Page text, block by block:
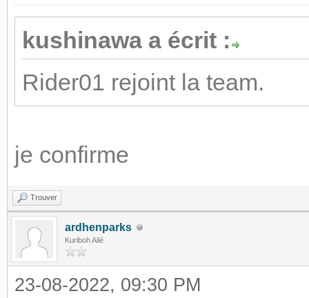
kushinawa a écrit :
Rider01 rejoint la team.
je confirme
Trouver
ardhenparks
Kuriboh Ailé
23-08-2022, 09:30 PM